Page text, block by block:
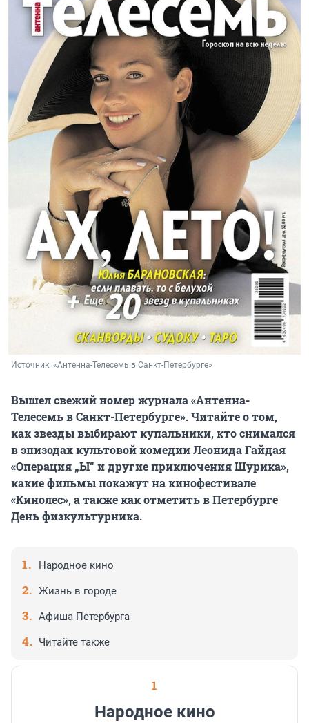
Источник: «Антенна-Телесемь в Санкт-Петербурге»
Вышел свежий номер журнала «Антенна-
Телесемь в Санкт-Петербурге». Читайте о том,
как звезды выбирают купальники, кто снимался
в эпизодах культовой комедии Леонида Гайдая
«Операция „Ы“ и другие приключения Шурика»,
какие фильмы покажут на кинофестивале
«Кинолес», а также как отметить в Петербурге
День физкультурника.
Народное кино
Жизнь в городе
Афиша Петербурга
Читайте также
1
Народное кино